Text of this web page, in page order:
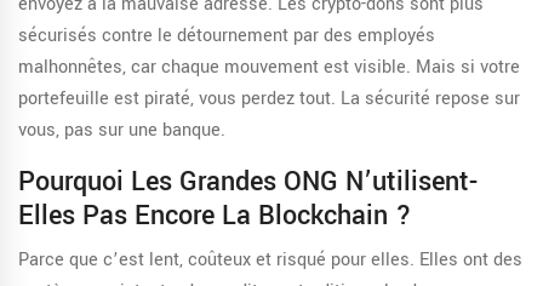
sécurisés contre le détournement par des employés
malhonnêtes, car chaque mouvement est visible. Mais si votre
portefeuille est piraté, vous perdez tout. La sécurité repose sur
vous, pas sur une banque.
Pourquoi Les Grandes ONG N’utilisent-
Elles Pas Encore La Blockchain ?
Parce que c’est lent, coûteux et risqué pour elles. Elles ont des